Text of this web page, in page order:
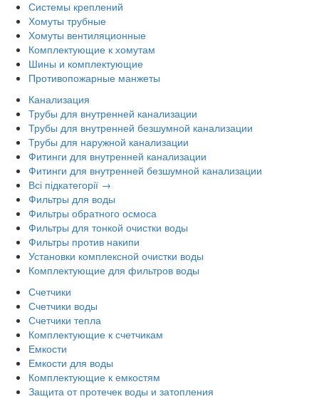
Системы креплений
Хомуты трубные
Хомуты вентиляционные
Комплектующие к хомутам
Шины и комплектующие
Противопожарные манжеты
Канализация
Трубы для внутренней канализации
Трубы для внутренней безшумной канализации
Трубы для наружной канализации
Фитинги для внутренней канализации
Фитинги для внутренней безшумной канализации
Всі підкатегорії →
Фильтры для воды
Фильтры обратного осмоса
Фильтры для тонкой очистки воды
Фильтры против накипи
Установки комплексной очистки воды
Комплектующие для фильтров воды
Счетчики
Счетчики воды
Счетчики тепла
Комплектующие к счетчикам
Емкости
Емкости для воды
Комплектующие к емкостям
Защита от протечек воды и затопления